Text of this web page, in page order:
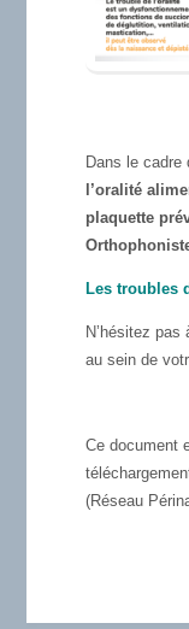
Dans le cadre
l’oralité
plaquette
Les troubles
N’hésitez pas
au sein de
Ce document
(Réseau